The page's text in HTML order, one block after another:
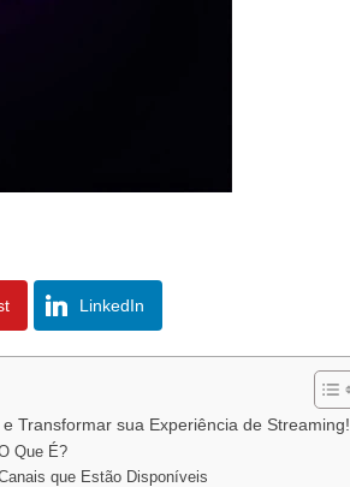
LinkedIn
Transformar sua Experiência de Streaming!
Que É?
que Estão Disponíveis